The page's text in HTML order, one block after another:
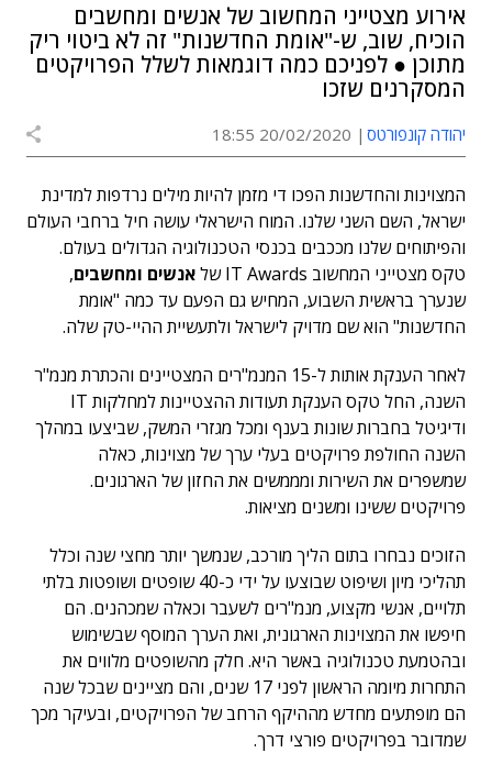
אירוע מצטייני המחשוב של אנשים ומחשבים
הוכיח, שוב, ש-"אומת החדשנות" זה לא ביטוי ריק
מתוכן ● לפניכם כמה דוגמאות לשלל הפרויקטים
המסקרנים שזכו
יהודה קונפורטס 20/02/2020 18:55
המצוינות והחדשנות הפכו די מזמן להיות מילים נרדפות למדינת
ישראל, השם השני שלנו. המוח הישראלי עושה חיל ברחבי העולם
והפיתוחים שלנו מככבים בכנסי הטכנולוגיה הגדולים בעולם.
טקס מצטייני המחשוב IT Awards של
אנשים ומחשבים,
שנערך בראשית השבוע, המחיש גם הפעם עד כמה "אומת
החדשנות" הוא שם מדויק לישראל ולתעשיית ההיי-טק שלה.
לאחר הענקת אותות ל-15 המנמ"רים המצטיינים והכתרת מנמ"ר
השנה, החל טקס הענקת תעודות ההצטיינות למחלקות IT
ודיגיטל בחברות שונות בענף ומכל מגזרי המשק, שביצעו במהלך
השנה החולפת פרויקטים בעלי ערך של מצוינות, כאלה
שמשפרים את השירות ומממשים את החזון של הארגונים.
פרויקטים ששינו ומשנים מציאות.
הזוכים נבחרו בתום הליך מורכב, שנמשך יותר מחצי שנה וכלל
תהליכי מיון ושיפוט שבוצעו על ידי כ-40 שופטים ושופטות בלתי
תלויים, אנשי מקצוע, מנמ"רים לשעבר וכאלה שמכהנים. הם
חיפשו את המצוינות הארגונית, ואת הערך המוסף שבשימוש
ובהטמעת טכנולוגיה באשר היא. חלק מהשופטים מלווים את
התחרות מיומה הראשון לפני 17 שנים, והם מציינים שבכל שנה
הם מופתעים מחדש מההיקף הרחב של הפרויקטים, ובעיקר מכך
שמדובר בפרויקטים פורצי דרך.